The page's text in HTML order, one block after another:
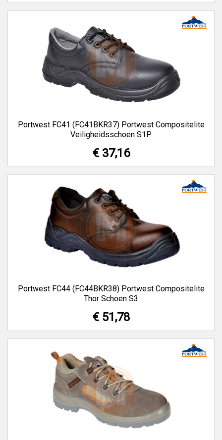
Portwest FC41 (FC41BKR37) Portwest Compositelite
Veiligheidsschoen S1P
€ 37,16
Portwest FC44 (FC44BKR38) Portwest Compositelite
Thor Schoen S3
€ 51,78